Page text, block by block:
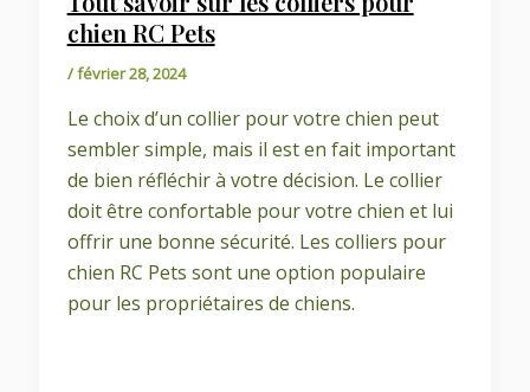
chien RC Pets
/février 28, 2024
Le choix d’un collier pour votre chien peut
sembler simple, mais il est en fait important
de bien réfléchir à votre décision. Le collier
doit être confortable pour votre chien et lui
offrir une bonne sécurité. Les colliers pour
chien RC Pets sont une option populaire
pour les propriétaires de chiens.